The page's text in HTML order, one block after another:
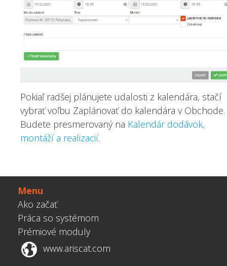
Pokiaľ radšej plánujete udalosti z kalendára, stačí
vybrať voľbu Zaplánovať do kalendára v Obchode.
Budete presmerovaný na Kalendár dodávok,
montáží a realizacií.
Menu
Ako začať
Práca so systémom
Prémiové moduly
www.ariscat.com